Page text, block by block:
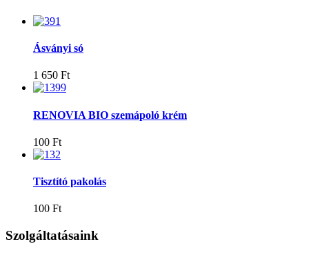
Ásványi só
1 650 Ft
RENOVIA BIO szemápoló krém
100 Ft
Tisztító pakolás
100 Ft
Szolgáltatásaink